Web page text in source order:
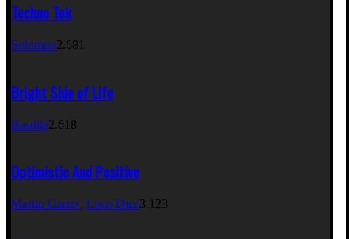
Techno Tek
Solomun2.681
Bright Side of Life
Bastille2.618
Optimistic And Positive
Martin Garrix, Loco Dice3.123